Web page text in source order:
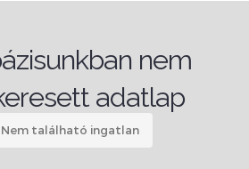
nem
adatlap
Nem található ingatlan